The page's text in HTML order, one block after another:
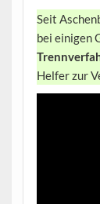
Seit
bei einigen
Helfer zur